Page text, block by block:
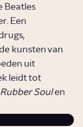
Beatles
Een
kunsten van
uit
leidt tot
Rubber Soulen